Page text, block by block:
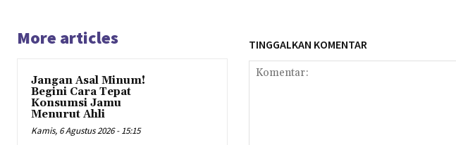
More articles
Jangan Asal Minum!
Begini Cara Tepat
Konsumsi Jamu
Menurut Ahli
Kamis, 6 Agustus 2026 - 15:15
TINGGALKAN KOMENTAR